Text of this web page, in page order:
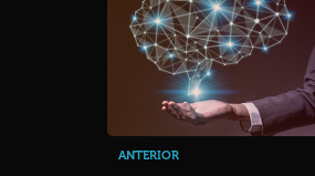
ANTERIOR